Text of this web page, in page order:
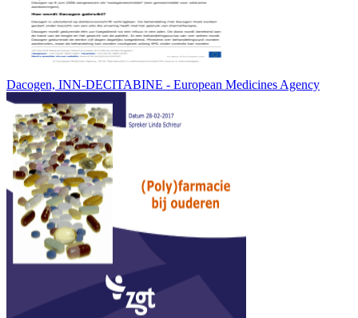
Dacogen, INN-DECITABINE - European Medicines Agency